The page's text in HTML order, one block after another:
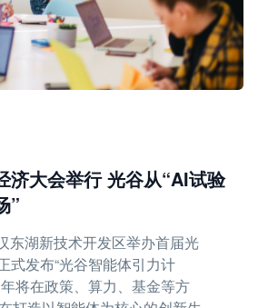
济大会举行 光谷从“AI试验
”
东湖新技术开发区举办首届光
式发布“光谷智能体引力计
将在政策、算力、基金等方